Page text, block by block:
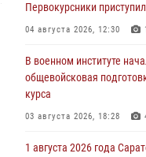
Первокурсники
04 августа 2026, 12:30
В военном институте
общевойсковая
курса
03 августа 2026, 18:28
1 августа 2026 года